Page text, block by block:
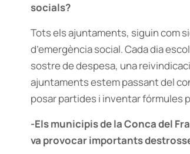
socials?
Tots els ajuntaments, siguin com
d’emergència social. Cada dia
sostre de despesa, una
ajuntaments estem passant del
posar partides i inventar fórmules
-Els municipis de la Conca del
va provocar importants